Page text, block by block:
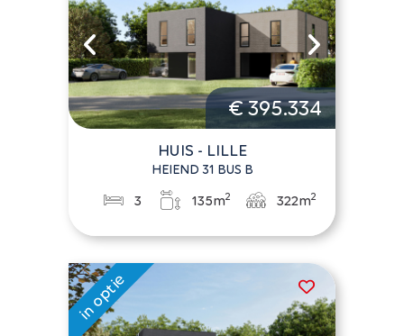
€ 395.334
HUIS - LILLE
HEIEND 31 BUS B
3 135m2 322m2